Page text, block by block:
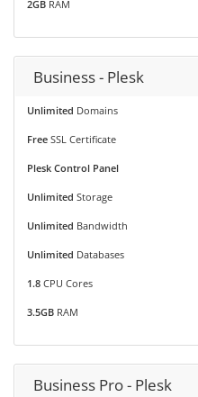
2GB RAM
Business - Plesk
Unlimited Domains
Free SSL Certificate
Plesk Control Panel
Unlimited Storage
Unlimited Bandwidth
Unlimited Databases
1.8 CPU Cores
3.5GB RAM
Business Pro - Plesk